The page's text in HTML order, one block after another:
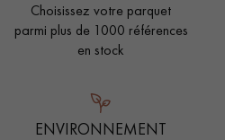
Choisissez votre parquet
parmi plus de 1000 références
en stock
ENVIRONNEMENT